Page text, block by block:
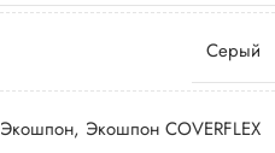
Серый
Экошпон, Экошпон COVERFLEX